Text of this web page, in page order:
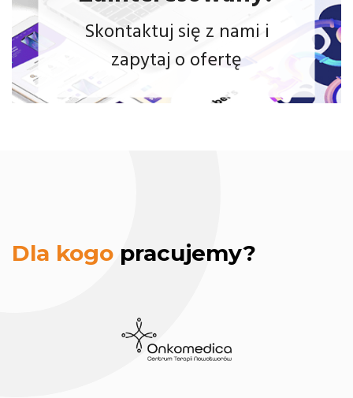
Skontaktuj się z nami i
zapytaj o ofertę
Dla kogo pracujemy?